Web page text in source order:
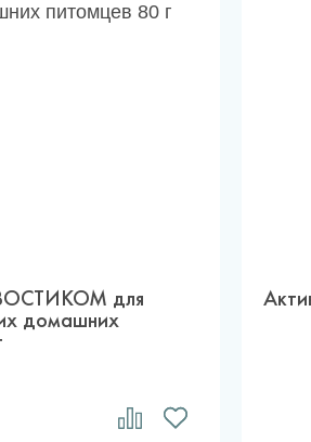
для
домашних